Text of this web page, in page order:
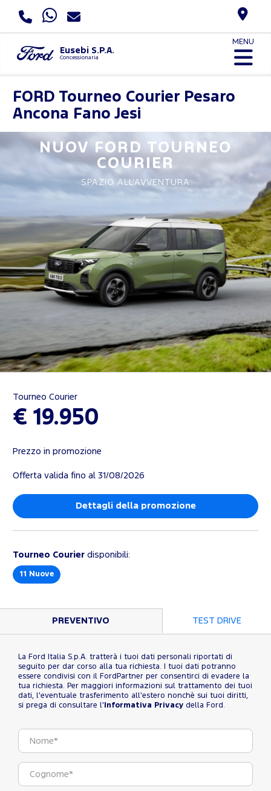
Eusebi S.P.A.
Concessionaria
MENU
FORD Tourneo Courier Pesaro
Ancona Fano Jesi
NUOV FORD TOURNEO
COURIER
SPAZIO ALL’AVVENTURA
Tourneo Courier
€ 19.950
Prezzo in promozione
Offerta valida fino al 31/08/2026
Dettagli della promozione
Tourneo Courier disponibili:
11 Nuove
PREVENTIVO TEST DRIVE
La Ford Italia S.p.A. tratterà i tuoi dati personali riportati di
seguito per dar corso alla tua richiesta. I tuoi dati potranno
essere condivisi con il FordPartner per consentirci di evadere la
tua richiesta. Per maggiori informazioni sul trattamento dei tuoi
dati, l'eventuale trasferimento all'estero nonchè sui tuoi diritti,
si prega di consultare l' Informativa Privacy della Ford.